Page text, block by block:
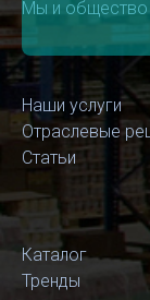
Мы и общество
Наши услуги
Отраслевые
Статьи
Каталог
Тренды